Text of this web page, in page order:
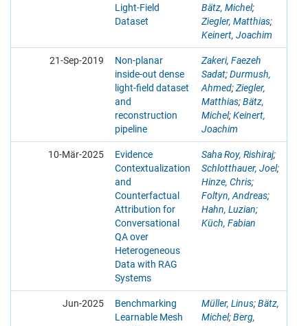
Light-Field
Dataset
Bätz, Michel;
Ziegler, Matthias;
Keinert, Joachim
21-Sep-2019
Non-planar
inside-out dense
light-field dataset
and
reconstruction
pipeline
Zakeri, Faezeh
Sadat;Durmush,
Ahmed;Ziegler,
Matthias;Bätz,
Michel;Keinert,
Joachim
10-Mär-2025
Evidence
Contextualization
and
Counterfactual
Attribution for
Conversational
QA over
Heterogeneous
Data with RAG
Systems
Saha Roy, Rishiraj;
Schlotthauer, Joel;
Hinze, Chris;
Foltyn, Andreas;
Hahn, Luzian;
Küch, Fabian
Jun-2025
Benchmarking
Learnable Mesh
Müller, Linus;Bätz,
Michel;Berg,